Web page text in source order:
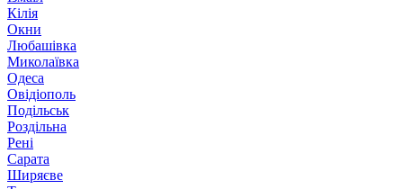
Кілія
Окни
Любашівка
Миколаївка
Одеса
Овідіополь
Подільськ
Роздільна
Рені
Сарата
Ширяєве